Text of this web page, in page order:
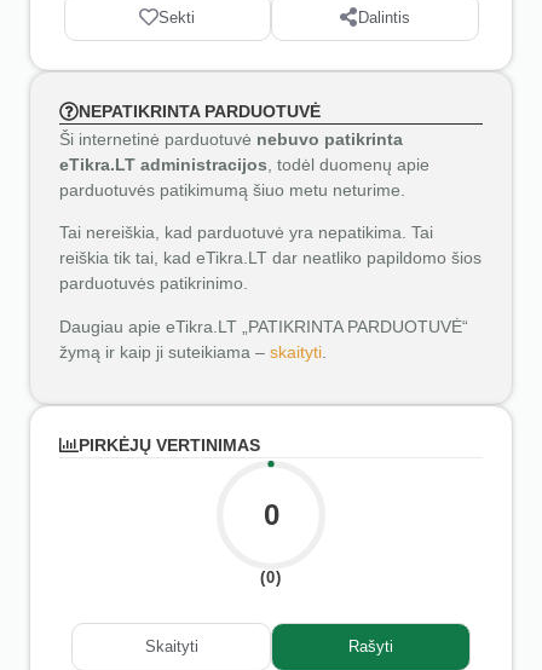
Sekti Dalintis
NEPATIKRINTA PARDUOTUVĖ
Ši internetinė parduotuvė nebuvo patikrinta
eTikra.LT administracijos , todėl duomenų apie
parduotuvės patikimumą šiuo metu neturime.
Tai nereiškia, kad parduotuvė yra nepatikima. Tai
reiškia tik tai, kad eTikra.LT dar neatliko papildomo šios
parduotuvės patikrinimo.
Daugiau apie eTikra.LT „PATIKRINTA PARDUOTUVĖ“
žymą ir kaip ji suteikiama – skaityti
PIRKĖJŲ VERTINIMAS
0
(0)
Skaityti Rašyti